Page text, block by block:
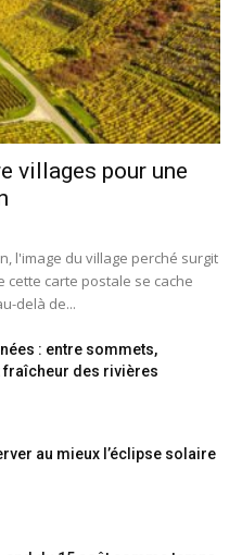
villages pour une
l'image du village perché surgit
cette carte postale se cache
delà de...
: entre sommets,
fraîcheur des rivières
au mieux l’éclipse solaire